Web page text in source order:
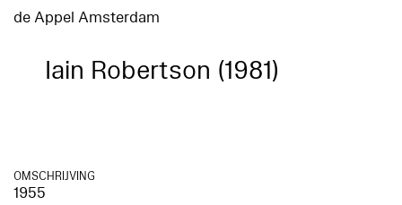
de Appel Amsterdam
Iain Robertson (1981)
OMSCHRIJVING
1955